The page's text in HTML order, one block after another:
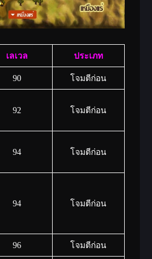
เลเวล ประเภท
90 โจมตีก่อน
92 โจมตีก่อน
94 โจมตีก่อน
94 โจมตีก่อน
96 โจมตีก่อน